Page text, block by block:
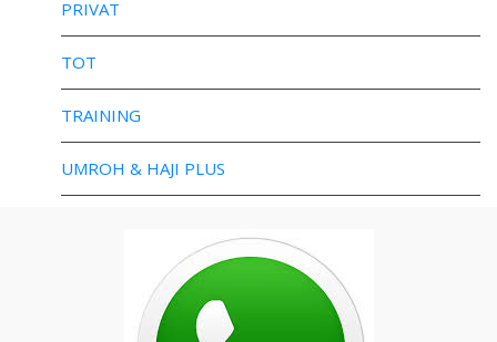
PRIVAT
TOT
TRAINING
UMROH & HAJI PLUS